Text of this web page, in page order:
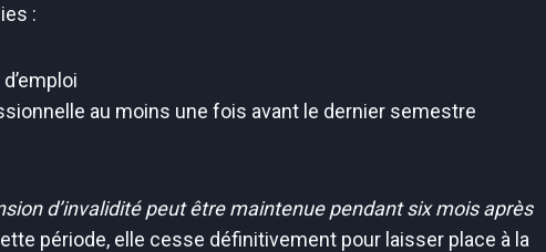
:
au moins une fois avant le dernier semestre
d’invalidité peut être maintenue pendant six mois après
période, elle cesse définitivement pour laisser place à la